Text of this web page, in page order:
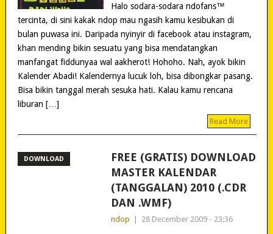
Halo sodara-sodara ndofans™
tercinta, di sini kakak ndop mau ngasih kamu kesibukan di
bulan puwasa ini. Daripada nyinyir di facebook atau instagram,
khan mending bikin sesuatu yang bisa mendatangkan
manfangat fiddunyaa wal aakherot! Hohoho. Nah, ayok bikin
Kalender Abadi! Kalendernya lucuk loh, bisa dibongkar pasang.
Bisa bikin tanggal merah sesuka hati. Kalau kamu rencana
liburan […]
Read More
DOWNLOAD
FREE (GRATIS) DOWNLOAD
MASTER KALENDAR
(TANGGALAN) 2010 (.CDR
DAN .WMF)
ndop 28 December 2009 - 23:36